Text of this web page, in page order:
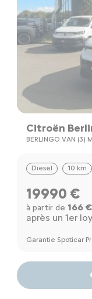
Citroën
BERLINGO VAN (3)
Diesel 10 km
19990 €
à partir de 166 €
après un 1er
Garantie Spoticar